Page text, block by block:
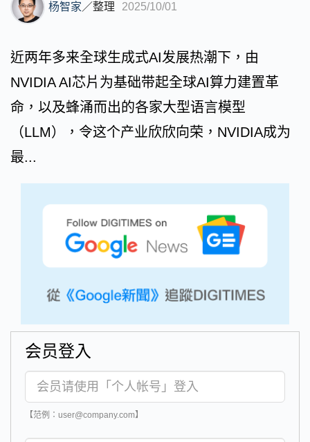
杨智家／整理 2025/10/01
近两年多来全球生成式AI发展热潮下，由
NVIDIA AI芯片为基础带起全球AI算力建置革
命，以及蜂涌而出的各家大型语言模型
（LLM），令这个产业欣欣向荣，NVIDIA成为
最...
会员登入
【范例：user@company.com】